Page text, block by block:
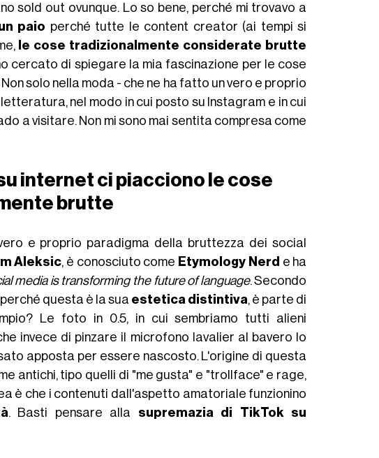
sold out ovunque. Lo so bene, perché mi trovavo a
paio perché tutte le content creator (ai tempi si
le cose tradizionalmente considerate brutte
cercato di spiegare la mia fascinazione per le cose
Non solo nella moda - che ne ha fatto un vero e proprio
nel modo in cui posto su Instagram e in cui
a visitare. Non mi sono mai sentita compresa come
internet ci piacciono le cose
brutte
e proprio paradigma della bruttezza dei social
Aleksic, è conosciuto come Etymology Nerd e ha
media is transforming the future of language. Secondo
questa è la sua estetica distintiva, è parte di
Le foto in 0.5, in cui sembriamo tutti alieni
invece di pinzare il microfono lavalier al bavero lo
apposta per essere nascosto. L'origine di questa
antichi, tipo quelli di "me gusta" e "trollface" e rage,
è che i contenuti dall'aspetto amatoriale funzionino
. Basti pensare alla supremazia di TikTok su